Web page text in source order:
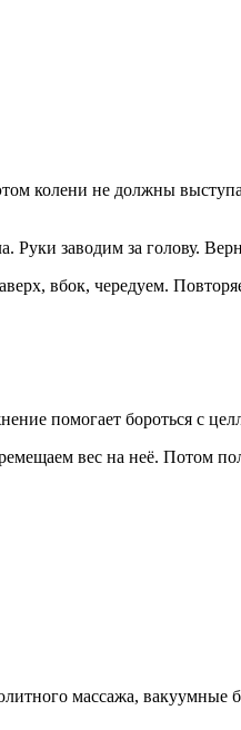
колени не должны
Руки заводим за голову.
вбок, чередуем.
помогает бороться с
вес на неё. Потом
массажа, вакуумные